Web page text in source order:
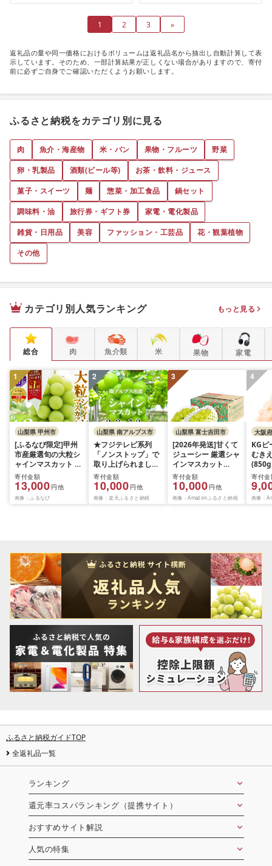
1 2 3 »
返礼品の量や同一価格におけるボリュームは返礼品名から抽出し自動計算して表
示しています。そのため、一部計算結果が正しくない場合がありますので、寄付
前に必ずご自身でご確認いただくようお願いします。
ふるさと納税をカテゴリ別に見る
肉 魚介・海産物 米・パン 果物・フルーツ
野菜
卵・乳製品
酒類(ビール等)
お茶・飲料・ジュース
菓子・スイーツ
麺 惣菜・加工食品
鍋セット
調味料・油
旅行券・ギフト券
家電・電化製品
雑貨・日用品
美容 ファッション・工芸品
花・観葉植物
その他
カテゴリ別人気ランキング もっと見る
総合 肉 魚介類 米 果物 家電
1
山梨県 甲州市
[ふるなび限定]甲州
市産厳選旬の大粒シ
ャインマスカット 約
1.3kg 2〜3房[2026
年発送](MG)B12-
472 FN-Limited-VO
シャインマスカット
寄付金額
13,000 円他
画像：ふるなび
2
山梨県 南アルプス市
★フジテレビ系列
「ノンストップ」で
取り上げられました!
★[2026年発送先行
予約]南アルプス市産
シャインマスカット
1.2kg以上(2〜3房)ふ
寄付金額
10,000 円他
画像：楽天ふるさと納税
3
山梨県 富士吉田市
[2026年発送]甘くて
ジューシー 厳選シャ
インマスカット
1.2kg (2026年9月前
半(1〜15日)から10
月下旬までの発送)
フルーツ ぶどう 果物
寄付金額
10,000 円他
画像：Amazonふるさと納税
4
大阪
KGピ
むき
サイ
バラ
サイ
寄付金
画像：
ふるさと納税ガイドTOP
全返礼品一覧
ランキング
還元率コスパランキング（提携サイト）
おすすめサイト解説
人気の特集